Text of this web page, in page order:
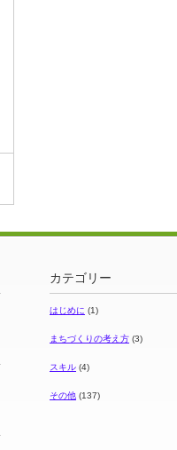
カテゴリー
はじめに (1)
まちづくりの考え方 (3)
スキル (4)
その他 (137)